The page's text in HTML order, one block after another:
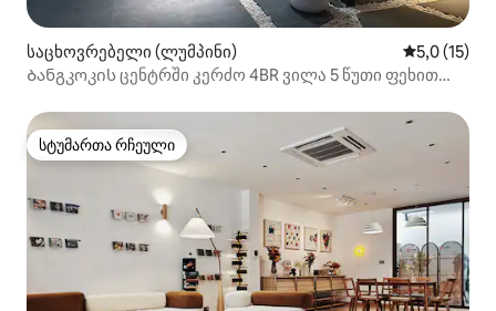
საცხოვრებელი (ლუმპინი) საშუალო
5,0 (15)
Ბანგკოკის ცენტრში კერძო 4BR ვილა 5 წუთი ფეხით
სტუმართა რჩეული
სტუმართა რჩეული